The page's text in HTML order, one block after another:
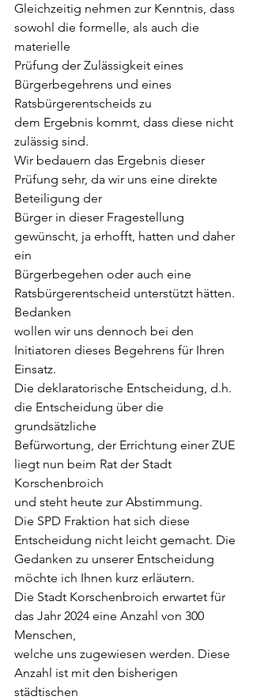
Gleichzeitig nehmen zur Kenntnis, dass
sowohl die formelle, als auch die
materielle
Prüfung der Zulässigkeit eines
Bürgerbegehrens und eines
Ratsbürgerentscheids zu
dem Ergebnis kommt, dass diese nicht
zulässig sind.
Wir bedauern das Ergebnis dieser
Prüfung sehr, da wir uns eine direkte
Beteiligung der
Bürger in dieser Fragestellung
gewünscht, ja erhofft, hatten und daher
ein
Bürgerbegehen oder auch eine
Ratsbürgerentscheid unterstützt hätten.
Bedanken
wollen wir uns dennoch bei den
Initiatoren dieses Begehrens für Ihren
Einsatz.
Die deklaratorische Entscheidung, d.h.
die Entscheidung über die
grundsätzliche
Befürwortung, der Errichtung einer ZUE
liegt nun beim Rat der Stadt
Korschenbroich
und steht heute zur Abstimmung.
Die SPD Fraktion hat sich diese
Entscheidung nicht leicht gemacht. Die
Gedanken zu unserer Entscheidung
möchte ich Ihnen kurz erläutern.
Die Stadt Korschenbroich erwartet für
das Jahr 2024 eine Anzahl von 300
Menschen,
welche uns zugewiesen werden. Diese
Anzahl ist mit den bisherigen
städtischen